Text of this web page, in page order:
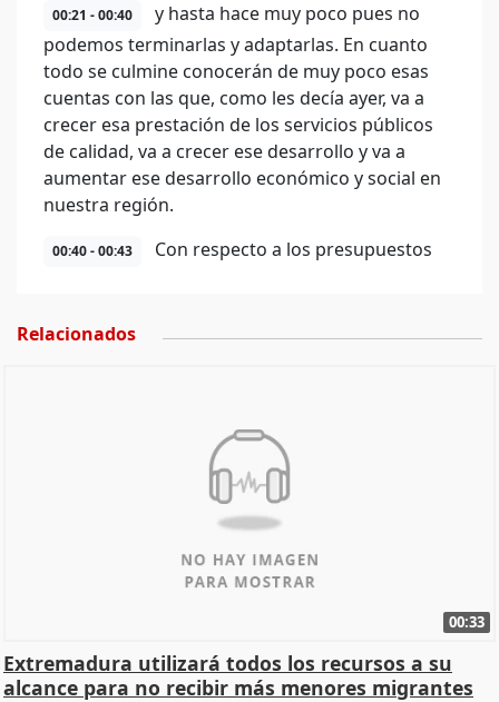
00:21 - 00:40
y hasta hace muy poco pues no
podemos terminarlas y adaptarlas. En cuanto
todo se culmine conocerán de muy poco esas
cuentas con las que, como les decía ayer, va a
crecer esa prestación de los servicios públicos
de calidad, va a crecer ese desarrollo y va a
aumentar ese desarrollo económico y social en
nuestra región.
00:40 - 00:43 Con respecto a los presupuestos
Relacionados
00:33
Extremadura utilizará todos los recursos a su
alcance para no recibir más menores migrantes